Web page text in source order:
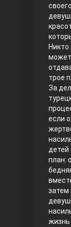
Никто
может
трое
За
если
план:
затем
жизнь